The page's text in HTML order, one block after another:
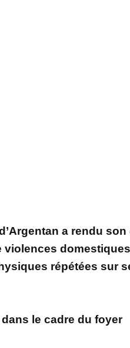
a rendu
répétées sur
le cadre du foyer